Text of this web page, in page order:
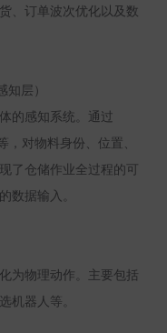
、订单波次优化以及数
层）
的感知系统。通过
，对物料身份、位置、
了仓储作业全过程的可
数据输入。
为物理动作。主要包括
机器人等。